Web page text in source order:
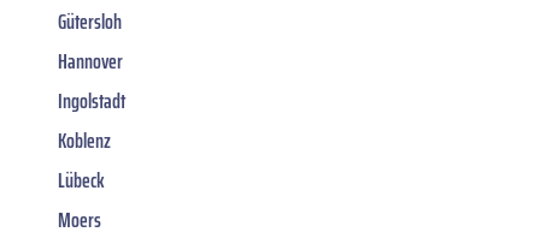
Gütersloh
Hannover
Ingolstadt
Koblenz
Lübeck
Moers